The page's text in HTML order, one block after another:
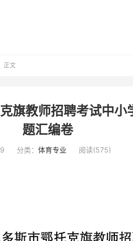
正文
旗教师招聘考试中小
题汇编卷
分类： 体育专业 阅读(575)